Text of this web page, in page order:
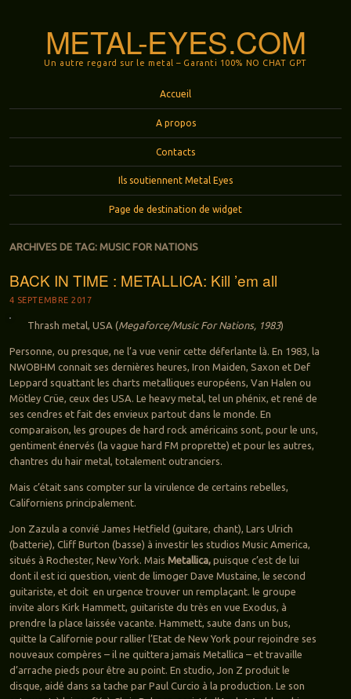
METAL-EYES.COM
Un autre regard sur le metal – Garanti 100% NO CHAT GPT
Accueil
A propos
Contacts
Ils soutiennent Metal Eyes
Page de destination de widget
ARCHIVES DE TAG: MUSIC FOR NATIONS
BACK IN TIME : METALLICA: Kill ’em all
4 SEPTEMBRE 2017
Thrash metal, USA (Megaforce/Music For Nations, 1983)
Personne, ou presque, ne l’a vue venir cette déferlante là. En 1983, la
NWOBHM connait ses dernières heures, Iron Maiden, Saxon et Def
Leppard squattant les charts metalliques européens, Van Halen ou
Mötley Crüe, ceux des USA. Le heavy metal, tel un phénix, et rené de
ses cendres et fait des envieux partout dans le monde. En
comparaison, les groupes de hard rock américains sont, pour le uns,
gentiment énervés (la vague hard FM proprette) et pour les autres,
chantres du hair metal, totalement outranciers.
Mais c’était sans compter sur la virulence de certains rebelles,
Californiens principalement.
Jon Zazula a convié James Hetfield (guitare, chant), Lars Ulrich
(batterie), Cliff Burton (basse) à investir les studios Music America,
situés à Rochester, New York. Mais Metallica,puisque c’est de lui
dont il est ici question, vient de limoger Dave Mustaine, le second
guitariste, et doit en urgence trouver un remplaçant. le groupe
invite alors Kirk Hammett, guitariste du très en vue Exodus, à
prendre la place laissée vacante. Hammett, saute dans un bus,
quitte la Californie pour rallier l’Etat de New York pour rejoindre ses
nouveaux compères – il ne quittera jamais Metallica – et travaille
d’arrache pieds pour être au point. En studio, Jon Z produit le
disque, aidé dans sa tache par Paul Curcio à la production. Le son